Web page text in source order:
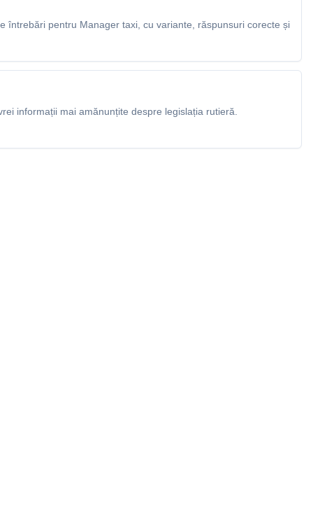
întrebări pentru Manager taxi, cu variante, răspunsuri corecte și
informații mai amănunțite despre legislația rutieră.